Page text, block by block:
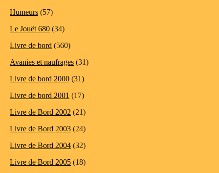
Humeurs (57)
Le Jouët 680 (34)
Livre de bord (560)
Avanies et naufrages (31)
Livre de bord 2000 (31)
Livre de bord 2001 (17)
Livre de Bord 2002 (21)
Livre de Bord 2003 (24)
Livre de Bord 2004 (32)
Livre de Bord 2005 (18)